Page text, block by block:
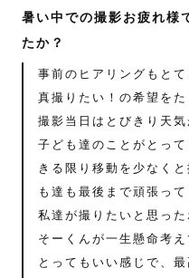
暑い中での撮影お疲れ様
たか？
事前のヒアリングもと
真撮りたい！の希望を
撮影当日はとびきり天
子ども達のことがとっ
きる限り移動を少なく
も達も最後まで頑張って
私達が撮りたいと思っ
そーくんが一生懸命考
とってもいい感じで、